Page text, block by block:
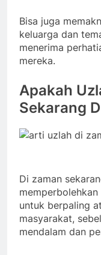
Bisa juga
keluarga dan
menerima
mereka.
Apakah
Sekarang
Di zaman
untuk berpaling
masyarakat,
mendalam dan